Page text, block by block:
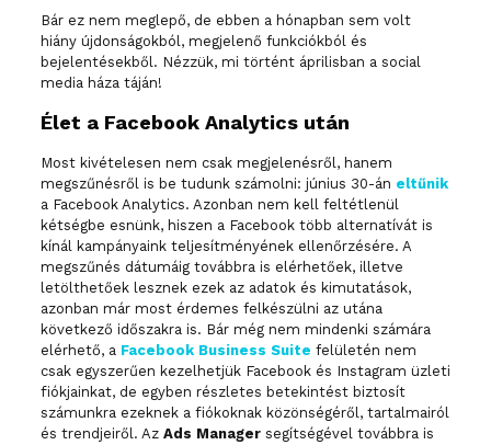
Bár ez nem meglepő, de ebben a hónapban sem volt
hiány újdonságokból, megjelenő funkciókból és
bejelentésekből. Nézzük, mi történt áprilisban a social
media háza táján!
Élet a Facebook Analytics után
Most kivételesen nem csak megjelenésről, hanem
megszűnésről is be tudunk számolni: június 30-án eltűnik
a Facebook Analytics. Azonban nem kell feltétlenül
kétségbe esnünk, hiszen a Facebook több alternatívát is
kínál kampányaink teljesítményének ellenőrzésére. A
megszűnés dátumáig továbbra is elérhetőek, illetve
letölthetőek lesznek ezek az adatok és kimutatások,
azonban már most érdemes felkészülni az utána
következő időszakra is. Bár még nem mindenki számára
elérhető, a Facebook Business Suite felületén nem
csak egyszerűen kezelhetjük Facebook és Instagram üzleti
fiókjainkat, de egyben részletes betekintést biztosít
számunkra ezeknek a fiókoknak közönségéről, tartalmairól
és trendjeiről. Az Ads Managersegítségével továbbra is